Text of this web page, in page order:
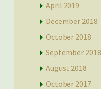
April 2019
December 2018
October 2018
September 2018
August 2018
October 2017